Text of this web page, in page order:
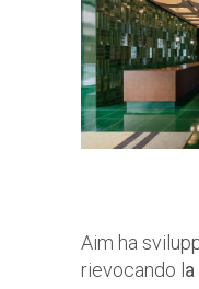
Aim ha
rievocando l